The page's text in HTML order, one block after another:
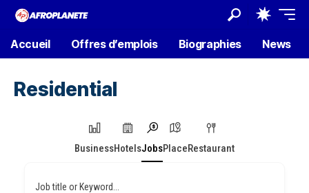
Accueil Offres d’emplois Biographies News
Residential
BusinessHotelsJobsPlaceRestaurant
Job title or Keyword...